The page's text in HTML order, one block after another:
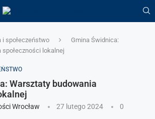
i społeczeństwo
Gmina Świdnica:
lokalnej
Warsztaty budowania
Wrocław 27 lutego 2024
0